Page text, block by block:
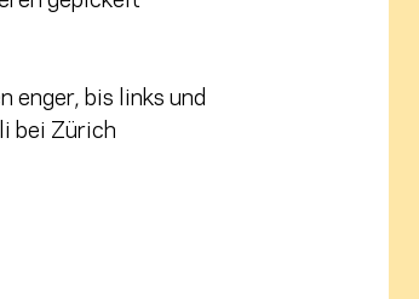
enger, bis links und
bei Zürich